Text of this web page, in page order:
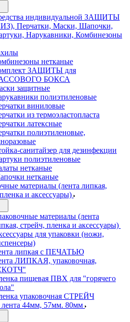
индивидуальной ЗАЩИТЫ
Перчатки, Маски, Шапочки,
Нарукавники, Комбинезоны
нетканые
ЗАЩИТЫ для
БОКСА
защитные
полиэтиленовые
виниловые
из термоэластопласта
латексные
полиэтиленовые,
санитайзер для дезинфекции
полиэтиленовые
нетканые
нетканые
материалы (лента липкая,
и аксессуары)
материалы (лента
стрейч, пленка и аксессуары)
для упаковки (ножи,
липкая с ПЕЧАТЬЮ
ЛИПКАЯ, упаковочная,
пищевая ПВХ для "горячего
упаковочная СТРЕЙЧ
лента 44мм, 57мм. 80мм